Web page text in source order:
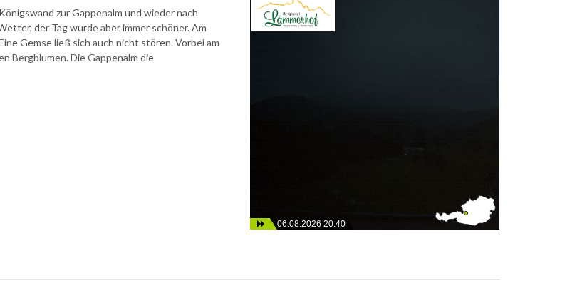
zur Gappenalm und wieder nach
der Tag wurde aber immer schöner. Am
Gemse ließ sich auch nicht stören. Vorbei am
Bergblumen. Die Gappenalm die
06.08.2026 20:40